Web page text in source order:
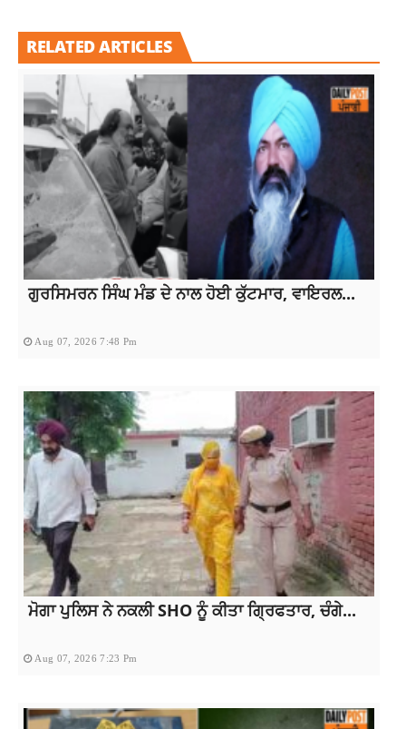
RELATED ARTICLES
ਗੁਰਸਿਮਰਨ ਸਿੰਘ ਮੰਡ ਦੇ ਨਾਲ ਹੋਈ ਕੁੱਟਮਾਰ, ਵਾਇਰਲ...
Aug 07, 2026 7:48 Pm
ਮੋਗਾ ਪੁਲਿਸ ਨੇ ਨਕਲੀ SHO ਨੂੰ ਕੀਤਾ ਗ੍ਰਿਫਤਾਰ, ਚੰਗੇ...
Aug 07, 2026 7:23 Pm